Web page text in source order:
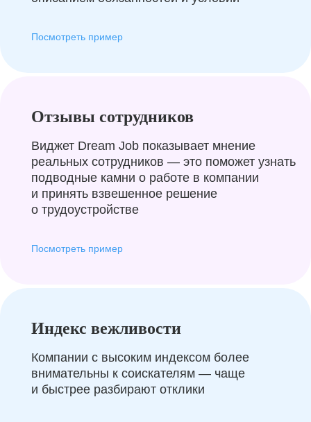
Посмотреть пример
Отзывы сотрудников
Виджет Dream Job показывает мнение
реальных сотрудников — это поможет узнать
подводные камни о работе в компании
и принять взвешенное решение
о трудоустройстве
Посмотреть пример
Индекс вежливости
Компании с высоким индексом более
внимательны к соискателям — чаще
и быстрее разбирают отклики